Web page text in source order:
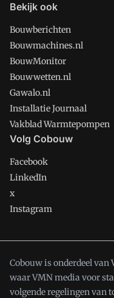
Bekijk ook
Bouwberichten
Bouwmachines.nl
BouwMonitor
Bouwwetten.nl
Gawalo.nl
Installatie Journaal
Vakblad Warmtepompen
Volg Cobouw
Facebook
LinkedIn
x
Instagram
Cobouw is onderdeel van
waar VMN media voor
volgende regelingen van